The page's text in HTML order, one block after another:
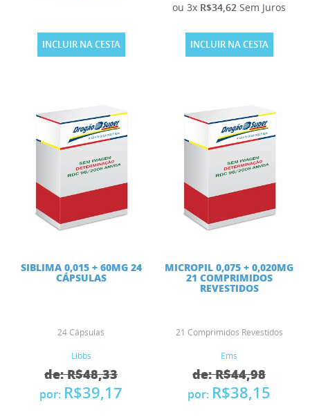
INCLUIR NA CESTA
ou 3x R$34,62 Sem Juros
INCLUIR NA CESTA
SIBLIMA 0,015 + 60MG 24
CÁPSULAS
24 Cápsulas
Libbs
de: R$48,33
por: R$39,17
MICROPIL 0,075 + 0,020MG
21 COMPRIMIDOS
REVESTIDOS
21 Comprimidos Revestidos
Ems
de: R$44,98
por: R$38,15